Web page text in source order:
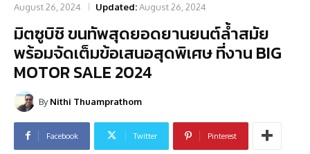
August 26, 2024 Updated:August 26, 2024
มิตซูบิชิ ขนทัพสุดยอดยานยนต์ล้ำสมัย
พร้อมจัดเต็มข้อเสนอสุดพิเศษ ที่งาน BIG
MOTOR SALE 2024
By Nithi Thuamprathom
Facebook Twitter Pinterest